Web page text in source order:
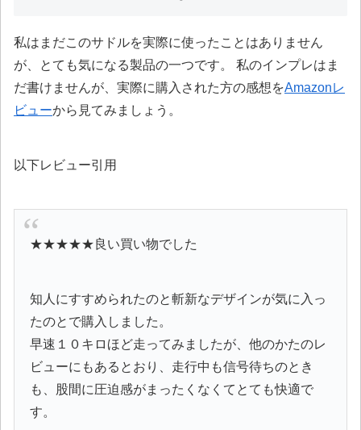
私はまだこのサドルを実際に使ったことはありません
が、とても気になる製品の一つです。 私のインプレはま
だ書けませんが、実際に購入された方の感想をAmazonレ
ビューから見てみましょう。
以下レビュー引用
★★★★★良い買い物でした
知人にすすめられたのと斬新なデザインが気に入っ
たのとで購入しました。
早速１０キロほど走ってみましたが、他のかたのレ
ビューにもあるとおり、走行中も信号待ちのとき
も、股間に圧迫感がまったくなくてとても快適で
す。